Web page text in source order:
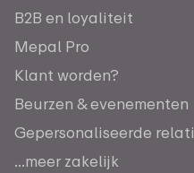
B2B en loyaliteit
Mepal Pro
Klant worden?
Beurzen & evenementen
Gepersonaliseerde
...meer zakelijk